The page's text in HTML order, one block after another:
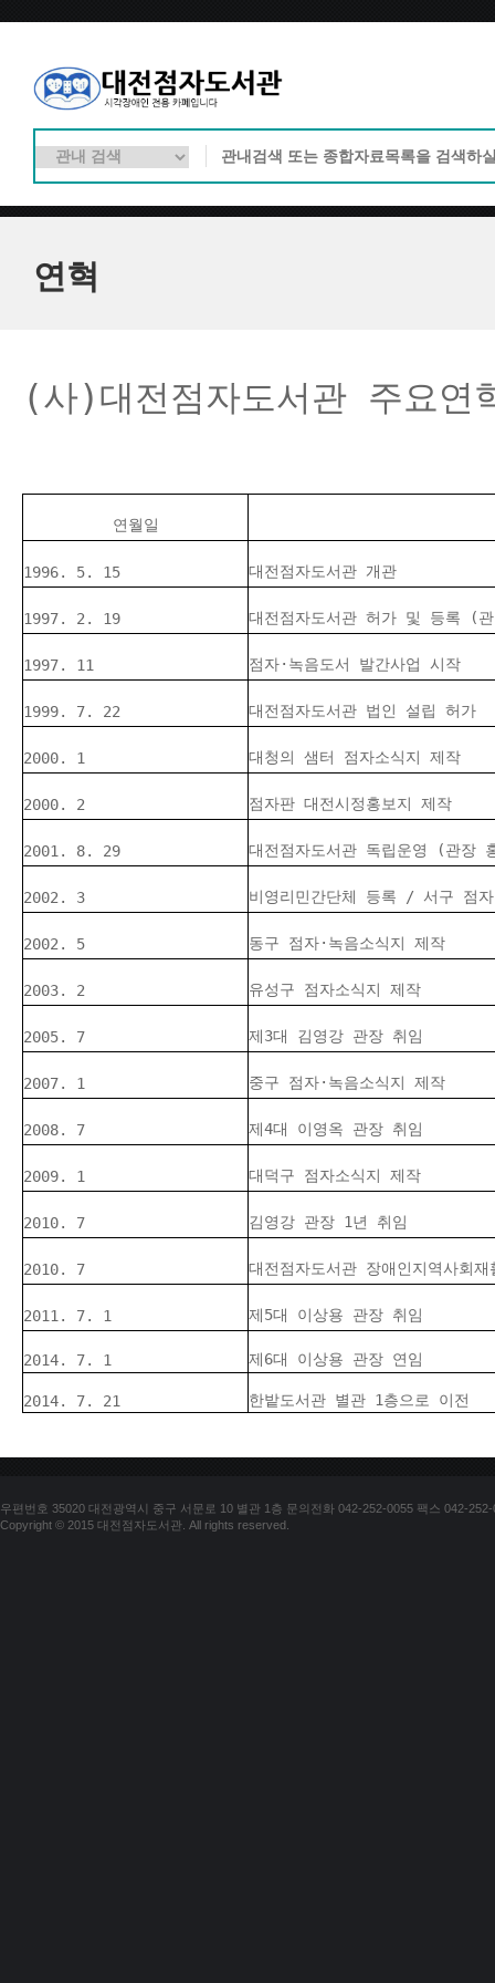
연혁
(사)대전점자도서관 주요연
연월일
1996. 5. 15 대전점자도서관 개관
1997. 2. 19 대전점자도서관 허가 및 등록 (
1997. 11 점자·녹음도서 발간사업 시작
1999. 7. 22 대전점자도서관 법인 설립 허가
2000. 1 대청의 샘터 점자소식지 제작
2000. 2 점자판 대전시정홍보지 제작
2001. 8. 29 대전점자도서관 독립운영 (관장
2002. 3 비영리민간단체 등록 / 서구 점
2002. 5 동구 점자·녹음소식지 제작
2003. 2 유성구 점자소식지 제작
2005. 7 제3대 김영강 관장 취임
2007. 1 중구 점자·녹음소식지 제작
2008. 7 제4대 이영옥 관장 취임
2009. 1 대덕구 점자소식지 제작
2010. 7 김영강 관장 1년 취임
2010. 7 대전점자도서관 장애인지역사회
2011. 7. 1 제5대 이상용 관장 취임
2014. 7. 1 제6대 이상용 관장 연임
2014. 7. 21 한밭도서관 별관 1층으로 이전
우편번호 35020 대전광역시 중구 서문로 10 별관 1층 문의전화 042-252-0055 팩스 042-252-
Copyright © 2015 대전점자도서관. All rights reserved.